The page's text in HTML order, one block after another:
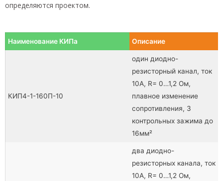
определяются проектом.
Наименование КИПа Описание
КИП4-1-160П-10
один диодно-
резисторный канал, ток
10А, R= 0…1,2 Ом,
плавное изменение
сопротивления, 3
контрольных зажима до
16мм²
два диодно-
резисторных канала, ток
10А, R= 0…1,2 Ом,